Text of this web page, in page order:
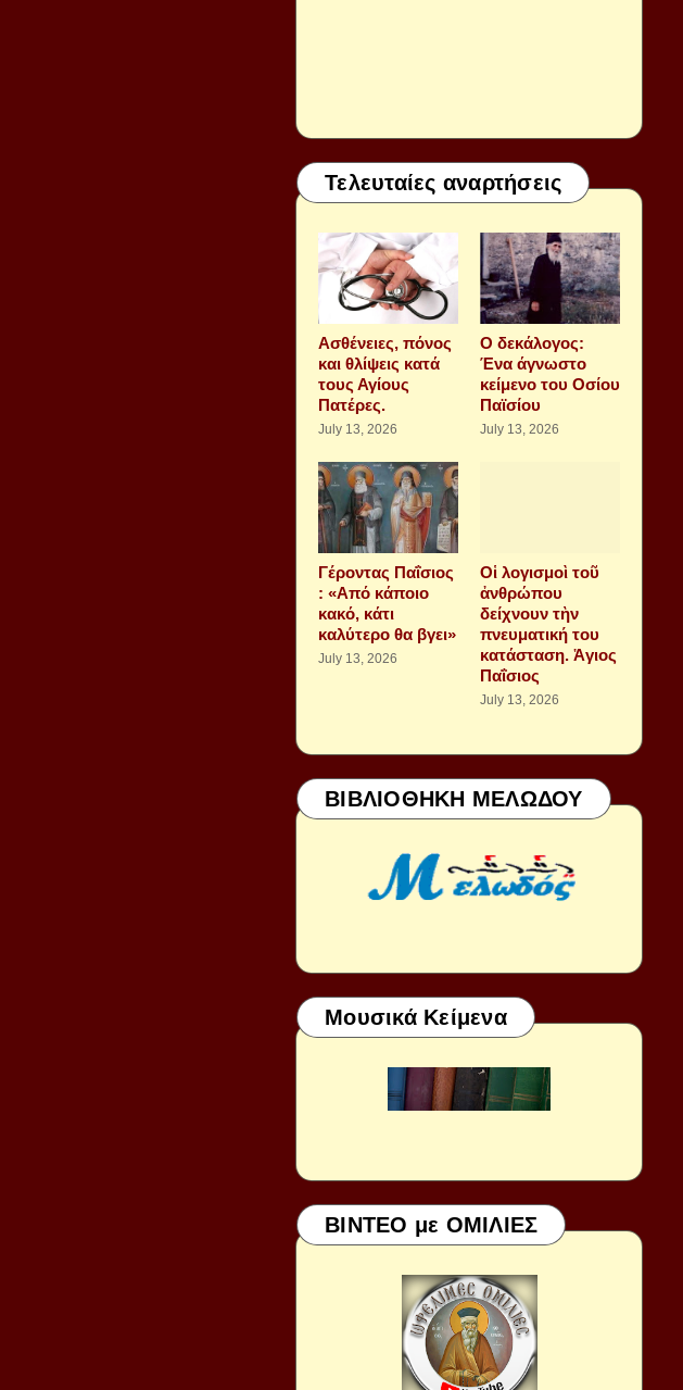
Τελευταίες αναρτήσεις
Aσθένειες, πόνος
και θλίψεις κατά
τους Αγίους
Πατέρες.
July 13, 2026
Ο δεκάλογος:
Ένα άγνωστο
κείμενο του Οσίου
Παϊσίου
July 13, 2026
Γέροντας Παΐσιος
: «Από κάποιο
κακό, κάτι
καλύτερο θα βγει»
July 13, 2026
Οἱ λογισμοὶ τοῦ
ἀνθρώπου
δείχνουν τὴν
πνευματική του
κατάσταση. Ἁγιος
Παΐσιος
July 13, 2026
ΒΙΒΛΙΟΘΗΚΗ ΜΕΛΩΔΟΥ
Μουσικά Κείμενα
ΒΙΝΤΕΟ με ΟΜΙΛΙΕΣ